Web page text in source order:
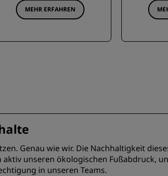
MEHR ERFAHREN
Genau wie wir. Die Nachhaltigkeit
unseren ökologischen Fußabdruck,
in unseren Teams.